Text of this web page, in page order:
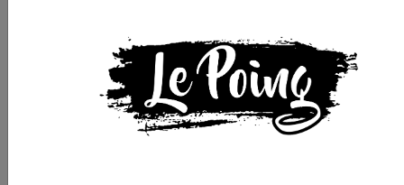
ARTICLE AGORA SUIVANT :